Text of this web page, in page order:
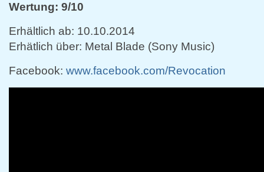
Wertung: 9/10
Erhältlich ab: 10.10.2014
Erhätlich über: Metal Blade (Sony Music)
Facebook: www.facebook.com/Revocation